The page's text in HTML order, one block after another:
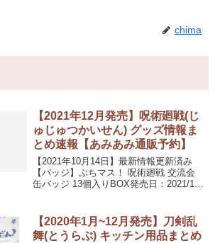
chima
【2021年12月発売】呪術廻戦(じ
ゅじゅつかいせん) グッズ情報ま
とめ速報【あみあみ通販予約】
【2021年10月14日】最新情報更新済み
【バッジ】ぶちマス！ 呪術廻戦 交流会
缶バッジ 13個入りBOX発売日：2021/12/
ホルダー 呪術廻戦V...
【2020年1月~12月発売】刀剣乱
舞(とうらぶ) キッチン用品まとめ